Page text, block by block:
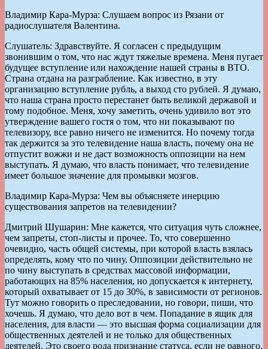
Владимир Кара-Мурза: Слушаем вопрос из Рязани от
радиослушателя Валентина.
Слушатель: Здравствуйте. Я согласен с предыдущим
звонившим о том, что нас ждут тяжелые времена. Меня пугает
будущее вступление или нахождение нашей страны в ВТО.
Страна отдана на разграбление. Как известно, в эту
организацию вступление рубль, а выход сто рублей. Я думаю,
что наша страна просто перестанет быть великой державой и
тому подобное. Меня, хочу заметить, очень удивило вот это
утверждение вашего гостя о том, что ни показывают по
телевизору, все равно ничего не изменится. Но почему тогда
так держится за это телевидение наша власть, почему она не
отпустит вожжи и не даст возможность оппозиции на нем
выступать. Я думаю, что власть понимает, что телевидение
имеет большое значение для промывки мозгов.
Владимир Кара-Мурза: Чем вы объясняете инерцию
существования запретов на телевидении?
Дмитрий Шушарин: Мне кажется, что ситуация чуть сложнее,
чем запреты, стоп-листы и прочее. То, что совершенно
очевидно, часть общей системы, при которой власть взялась
определять, кому что по чину. Оппозиции действительно не
по чину выступать в средствах массовой информации,
работающих на 85% населения, но допускается к интернету,
который охватывает от 15 до 30%, в зависимости от регионов.
Тут можно говорить о преследовании, но говори, пиши, что
хочешь. Я думаю, что дело вот в чем. Попадание в ящик для
населения, для власти — это высшая форма социализации для
общественных деятелей и не только для общественных
деятелей. Это своего рода признание статуса, если не равного,